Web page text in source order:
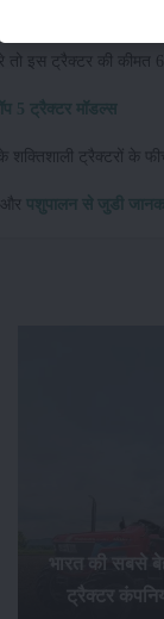
Capacity 1600
तो इस ट्रैक्टर की कीमत
5 ट्रैक्टर मॉडल्स
ट्रैक्टरों के
और पशुपालन से जुडी
भारत की सबसे बेहतरीन
ट्रैक्टर कंपनियां...